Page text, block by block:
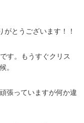
とうございます！！
す。もうすぐクリス
。
張っていますが何か違